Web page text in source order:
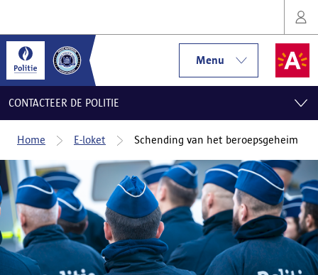
Menu
CONTACTEER DE POLITIE
Home E-loket Schending van het beroepsgeheim